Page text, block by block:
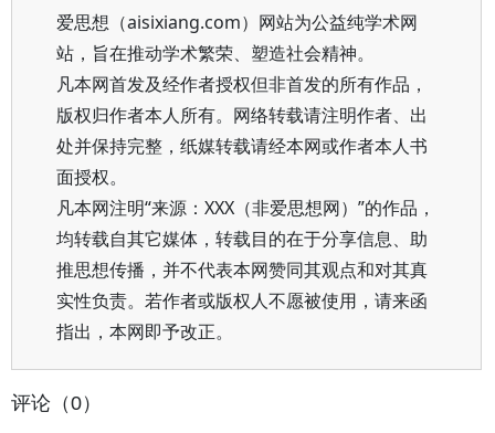
爱思想（aisixiang.com）网站为公益纯学术网
站，旨在推动学术繁荣、塑造社会精神。
凡本网首发及经作者授权但非首发的所有作品，
版权归作者本人所有。网络转载请注明作者、出
处并保持完整，纸媒转载请经本网或作者本人书
面授权。
凡本网注明“来源：XXX（非爱思想网）”的作品，
均转载自其它媒体，转载目的在于分享信息、助
推思想传播，并不代表本网赞同其观点和对其真
实性负责。若作者或版权人不愿被使用，请来函
指出，本网即予改正。
评论（0）